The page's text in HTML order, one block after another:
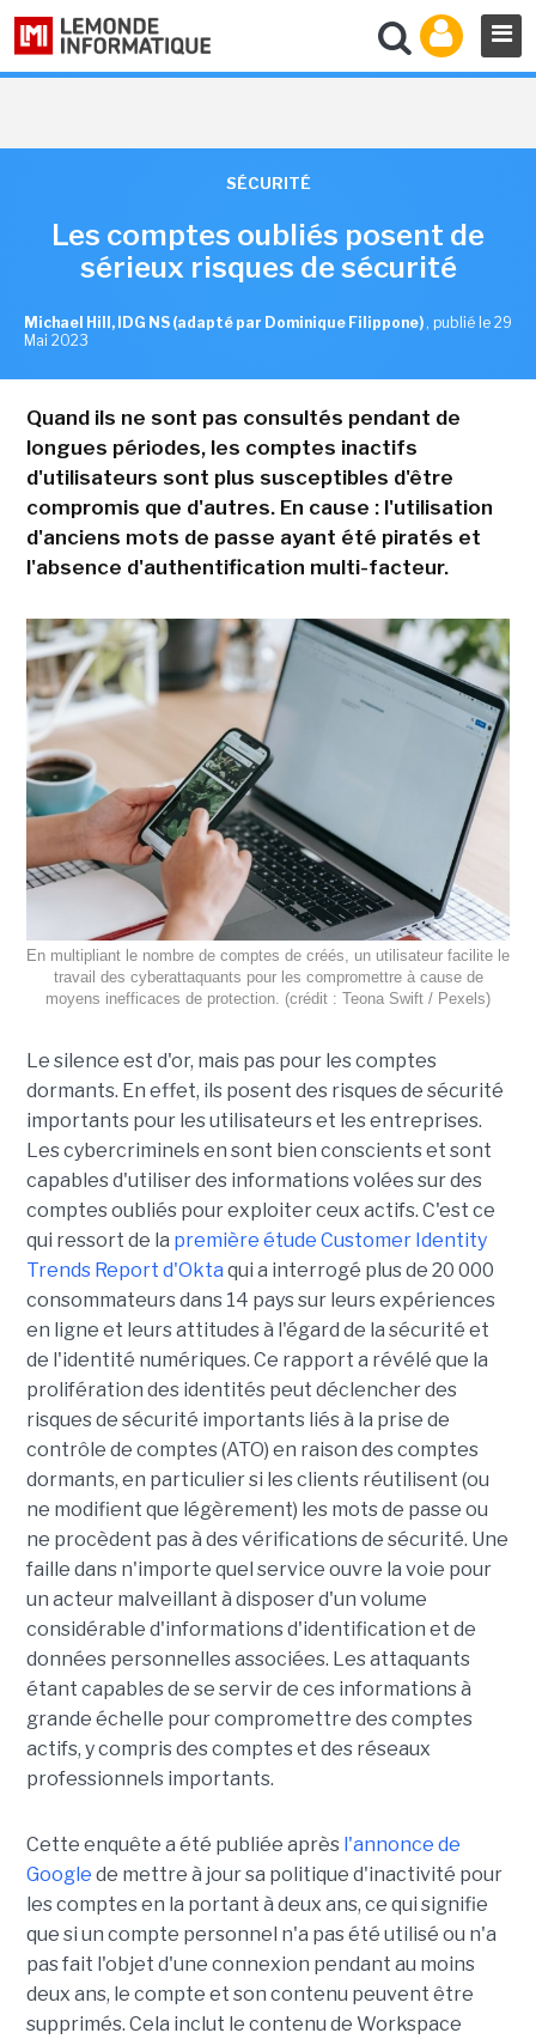
SÉCURITÉ
Les comptes oubliés posent de
sérieux risques de sécurité
Michael Hill, IDG NS (adapté par Dominique Filippone) , publié le 29
Mai 2023
Quand ils ne sont pas consultés pendant de
longues périodes, les comptes inactifs
d'utilisateurs sont plus susceptibles d'être
compromis que d'autres. En cause : l'utilisation
d'anciens mots de passe ayant été piratés et
l'absence d'authentification multi-facteur.
En multipliant le nombre de comptes de créés, un utilisateur facilite le
travail des cyberattaquants pour les compromettre à cause de
moyens inefficaces de protection. (crédit : Teona Swift / Pexels)
Le silence est d'or, mais pas pour les comptes
dormants. En effet, ils posent des risques de sécurité
importants pour les utilisateurs et les entreprises.
Les cybercriminels en sont bien conscients et sont
capables d'utiliser des informations volées sur des
comptes oubliés pour exploiter ceux actifs. C'est ce
qui ressort de la première étude Customer Identity
Trends Report d'Okta qui a interrogé plus de 20 000
consommateurs dans 14 pays sur leurs expériences
en ligne et leurs attitudes à l'égard de la sécurité et
de l'identité numériques. Ce rapport a révélé que la
prolifération des identités peut déclencher des
risques de sécurité importants liés à la prise de
contrôle de comptes (ATO) en raison des comptes
dormants, en particulier si les clients réutilisent (ou
ne modifient que légèrement) les mots de passe ou
ne procèdent pas à des vérifications de sécurité. Une
faille dans n'importe quel service ouvre la voie pour
un acteur malveillant à disposer d'un volume
considérable d'informations d'identification et de
données personnelles associées. Les attaquants
étant capables de se servir de ces informations à
grande échelle pour compromettre des comptes
actifs, y compris des comptes et des réseaux
professionnels importants.
Cette enquête a été publiée après l'annonce de
Google de mettre à jour sa politique d'inactivité pour
les comptes en la portant à deux ans, ce qui signifie
que si un compte personnel n'a pas été utilisé ou n'a
pas fait l'objet d'une connexion pendant au moins
deux ans, le compte et son contenu peuvent être
supprimés. Cela inclut le contenu de Workspace